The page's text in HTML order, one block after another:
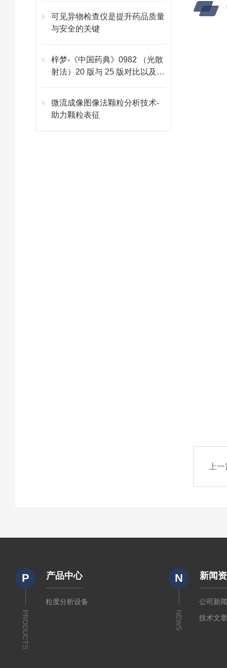
可见异物检查仪是提升药品质量
与安全的关键
梓梦-《中国药典》0982 （光散
射法）20 版与 25 版对比以及未
微流成像图像法颗粒分析技术-
助力颗粒表征
上
P
PRODUCTS
产品中心
粒度分析设备
N
NEWS
新闻
公司新
技术文